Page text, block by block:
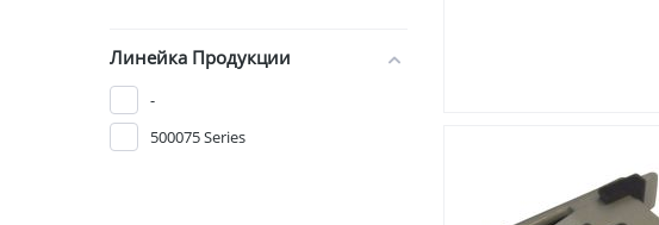
Линейка Продукции
-
500075 Series